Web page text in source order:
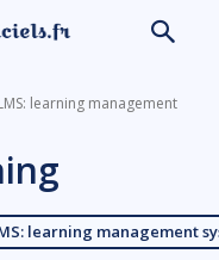
learning management
learning management